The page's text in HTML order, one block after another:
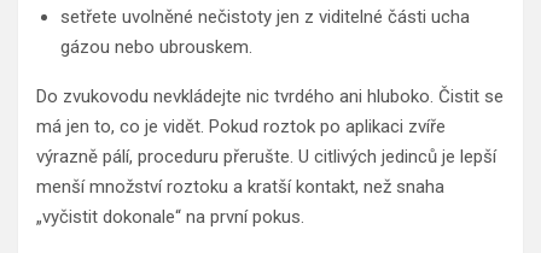
setřete uvolněné nečistoty jen z viditelné části ucha
gázou nebo ubrouskem.
Do zvukovodu nevkládejte nic tvrdého ani hluboko. Čistit se
má jen to, co je vidět. Pokud roztok po aplikaci zvíře
výrazně pálí, proceduru přerušte. U citlivých jedinců je lepší
menší množství roztoku a kratší kontakt, než snaha
„vyčistit dokonale“ na první pokus.